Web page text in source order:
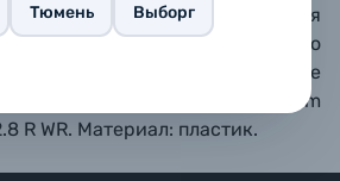
Тюмень Выборг
LHCP-XF27 устанавливается
LH-XF27 Lens Hood, что
бленду, когда объектив не
объективы:
XF 27mm
R WR. Материал: пластик.